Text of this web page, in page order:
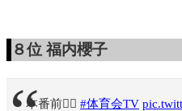
８位 福内櫻子
本番前🙋‍♀️ #体育会TV